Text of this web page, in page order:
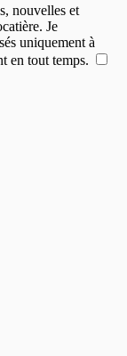
nouvelles et
Je
uniquement à
en tout temps.